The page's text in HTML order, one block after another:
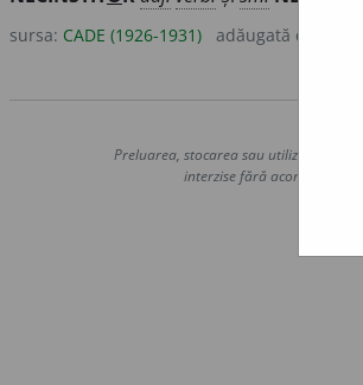
sursa: CADE (1926-1931) adăugată de
Preluarea, stocarea sau utilizarea
interzise fără acordul